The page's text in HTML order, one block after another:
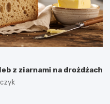
z ziarnami na drożdżach